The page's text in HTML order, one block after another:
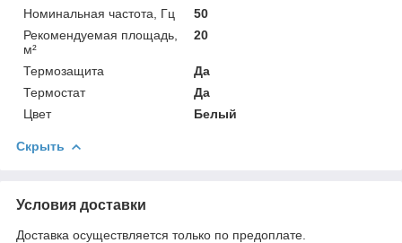
Номинальная частота, Гц
50
Рекомендуемая площадь,
м²
20
Термозащита
Да
Термостат
Да
Цвет
Белый
Скрыть
Условия доставки
Доставка осуществляется только по предоплате.